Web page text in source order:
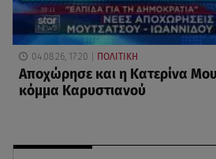
04.08.26, 17:20 ΠΟΛΙΤΙΚΗ
Αποχώρησε και η Κατερίνα
κόμμα Καρυστιανού